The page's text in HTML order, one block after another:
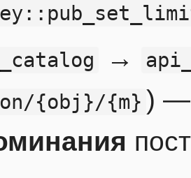
→
{obj}/{m} ) —